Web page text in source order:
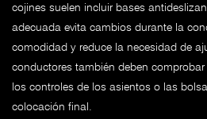
cojines suelen incluir bases
adecuada evita cambios durante la
comodidad y reduce la necesidad de
conductores también deben
los controles de los asientos o las
colocación final.